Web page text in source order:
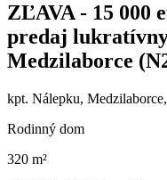
ZĽAVA - 15 000
predaj
Medzilaborce
kpt. Nálepku,
Rodinný dom
320 m²